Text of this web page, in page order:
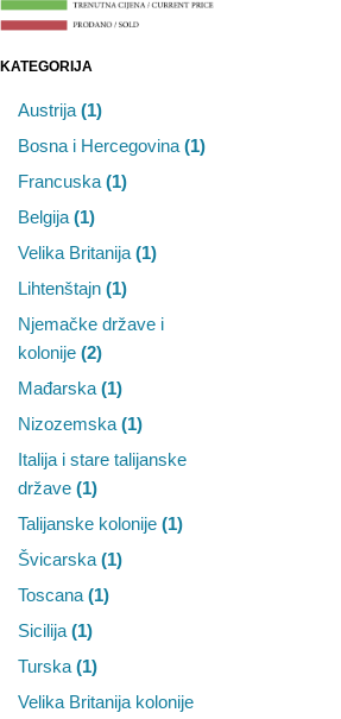
KATEGORIJA
Austrija (1)
Bosna i Hercegovina (1)
Francuska (1)
Belgija (1)
Velika Britanija (1)
Lihtenštajn (1)
Njemačke države i
kolonije (2)
Mađarska (1)
Nizozemska (1)
Italija i stare talijanske
države (1)
Talijanske kolonije (1)
Švicarska (1)
Toscana (1)
Sicilija (1)
Turska (1)
Velika Britanija kolonije